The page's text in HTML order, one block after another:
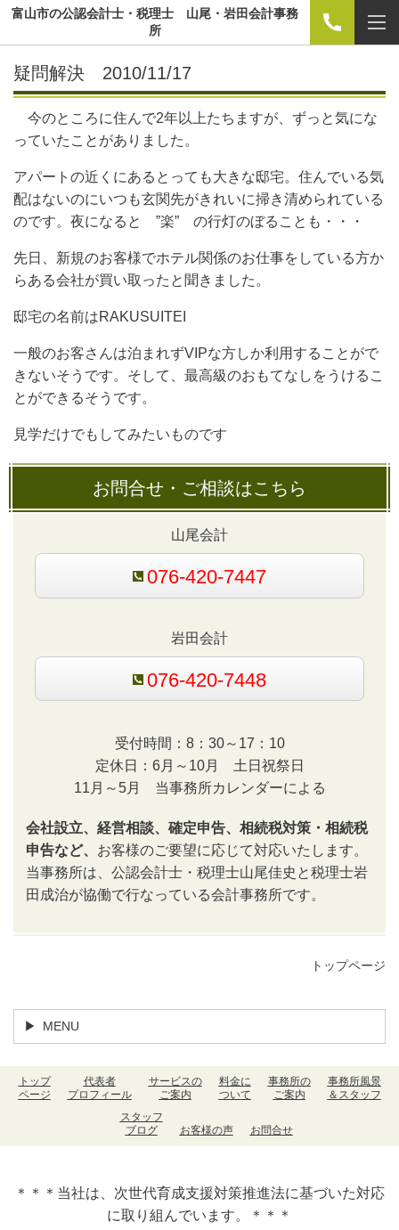
富山市の公認会計士・税理士 山尾・岩田会計事務
所
疑問解決 2010/11/17
今のところに住んで2年以上たちますが、ずっと気にな
っていたことがありました。
アパートの近くにあるとっても大きな邸宅。住んでいる気
配はないのにいつも玄関先がきれいに掃き清められている
のです。夜になると ”楽” の行灯のぼることも・・・
先日、新規のお客様でホテル関係のお仕事をしている方か
らある会社が買い取ったと聞きました。
邸宅の名前はRAKUSUITEI
一般のお客さんは泊まれずVIPな方しか利用することがで
きないそうです。そして、最高級のおもてなしをうけるこ
とができるそうです。
見学だけでもしてみたいものです
お問合せ・ご相談はこちら
山尾会計
076-420-7447
岩田会計
076-420-7448
受付時間：8：30～17：10
定休日：6月～10月 土日祝祭日
11月～5月 当事務所カレンダーによる
会社設立、経営相談、確定申告、相続税対策・相続税
申告など、 お客様のご要望に応じて対応いたします。
当事務所は、公認会計士・税理士山尾佳史と税理士岩
田成治が協働で行なっている会計事務所です。
トップページ
MENU
トップ
ページ
代表者
プロフィール
サービスの
ご案内
料金に
ついて
事務所の
ご案内
事務所風景
＆スタッフ
スタッフ
ブログ
お客様の声 お問合せ
＊＊＊当社は、次世代育成支援対策推進法に基づいた対応
に取り組んでいます。＊＊＊